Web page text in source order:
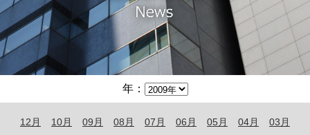
年：
12月 10月 09月 08月 07月 06月 05月 04月 03月